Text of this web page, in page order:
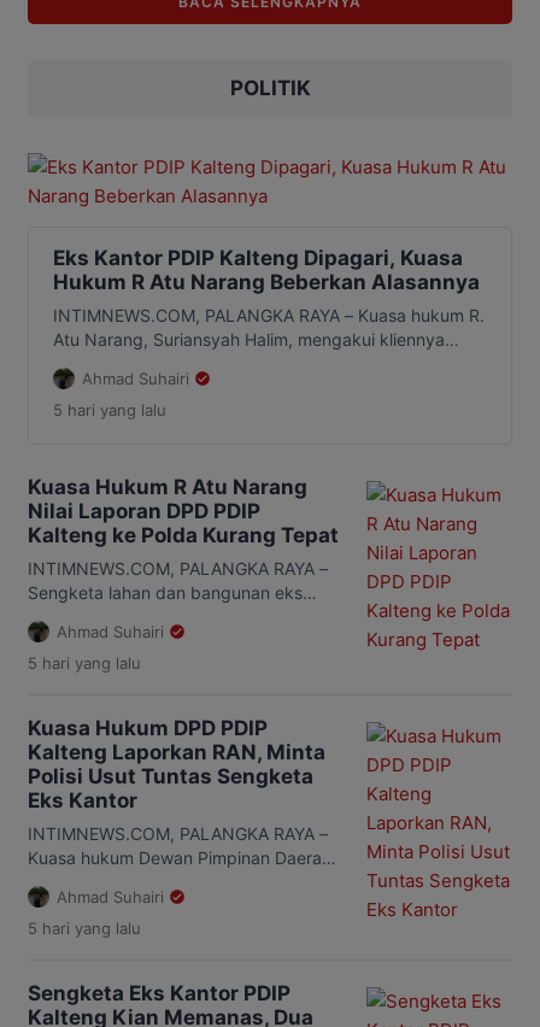
dinilai menunjukkan masih rentannya
struktur ekonomi Indonesia terhadap
sekaligus dosen Fakultas Ekonomi dan
POLITIK
Eks Kantor PDIP Kalteng Dipagari, Kuasa
Hukum R Atu Narang Beberkan Alasannya
INTIMNEWS.COM, PALANGKA RAYA – Kuasa hukum R.
Atu Narang, Suriansyah Halim, mengakui kliennya
melakukan pemagaran di eks Kantor DPD PDI
Perjuangan Kalimantan Tengah (Kalteng) di Jalan RTA
Milono. Namun, ia menegaskan tindakan itu dilakukan
sebagai tanggapan atas pengaduan yang sebelumnya
diajukan kuasa hukum […]
Ahmad Suhairi
5 hari yang lalu
Kuasa Hukum R Atu Narang
Nilai Laporan DPD PDIP
Kalteng ke Polda Kurang Tepat
INTIMNEWS.COM, PALANGKA RAYA –
Sengketa lahan dan bangunan eks
Kantor DPD PDI Perjuangan Kalimantan
Tengah (Kalteng) terus memanas.
Setelah kuasa hukum DPD PDIP
inventaris, dan pemagaran ke Polda
Kalteng, kuasa hukum R. Atu Narang,
Suriansyah Halim, memberikan
tanggapan. Menurut Suriansyah,
laporan yang disampaikan pihak DPD
PDIP Kalteng terkait dugaan […]
Ahmad Suhairi
5 hari yang lalu
Kuasa Hukum DPD PDIP
Kalteng Laporkan RAN, Minta
Polisi Usut Tuntas Sengketa
Eks Kantor
INTIMNEWS.COM, PALANGKA RAYA –
Kuasa hukum Dewan Pimpinan Daerah
(DPD) PDI Perjuangan Kalimantan
Tengah (Kalteng), Ziburahman
menyebut, laporan yang disampaikan
mengarah kepada seseorang berinisial
Ahmad Suhairi
5 hari yang lalu
Sengketa Eks Kantor PDIP
Kalteng Kian Memanas, Dua